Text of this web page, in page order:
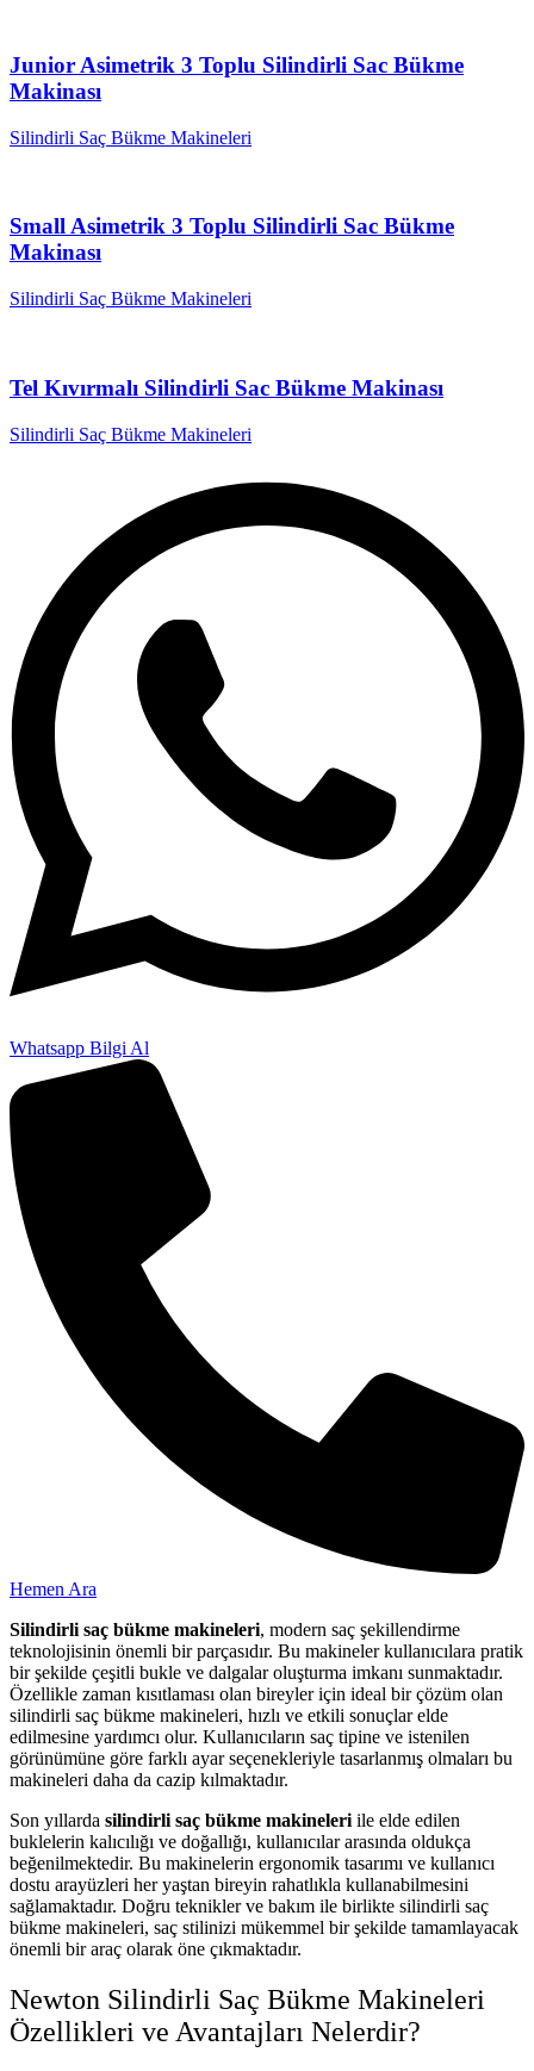
Junior Asimetrik 3 Toplu Silindirli Sac Bükme
Makinası
Silindirli Saç Bükme Makineleri
Small Asimetrik 3 Toplu Silindirli Sac Bükme
Makinası
Silindirli Saç Bükme Makineleri
Tel Kıvırmalı Silindirli Sac Bükme Makinası
Silindirli Saç Bükme Makineleri
Whatsapp Bilgi Al
Hemen Ara
Silindirli saç bükme makineleri, modern saç şekillendirme
teknolojisinin önemli bir parçasıdır. Bu makineler kullanıcılara pratik
bir şekilde çeşitli bukle ve dalgalar oluşturma imkanı sunmaktadır.
Özellikle zaman kısıtlaması olan bireyler için ideal bir çözüm olan
silindirli saç bükme makineleri, hızlı ve etkili sonuçlar elde
edilmesine yardımcı olur. Kullanıcıların saç tipine ve istenilen
görünümüne göre farklı ayar seçenekleriyle tasarlanmış olmaları bu
makineleri daha da cazip kılmaktadır.
Son yıllarda silindirli saç bükme makineleri ile elde edilen
buklelerin kalıcılığı ve doğallığı, kullanıcılar arasında oldukça
beğenilmektedir. Bu makinelerin ergonomik tasarımı ve kullanıcı
dostu arayüzleri her yaştan bireyin rahatlıkla kullanabilmesini
sağlamaktadır. Doğru teknikler ve bakım ile birlikte silindirli saç
bükme makineleri, saç stilinizi mükemmel bir şekilde tamamlayacak
önemli bir araç olarak öne çıkmaktadır.
Newton Silindirli Saç Bükme Makineleri
Özellikleri ve Avantajları Nelerdir?